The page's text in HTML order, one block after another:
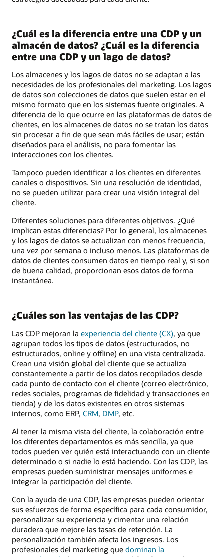
¿Cuál es la diferencia entre una CDP y un
almacén de datos? ¿Cuál es la diferencia
entre una CDP y un lago de datos?
Los almacenes y los lagos de datos no se adaptan a las
necesidades de los profesionales del marketing. Los lagos
de datos son colecciones de datos que suelen estar en el
mismo formato que en los sistemas fuente originales. A
diferencia de lo que ocurre en las plataformas de datos de
clientes, en los almacenes de datos no se tratan los datos
sin procesar a fin de que sean más fáciles de usar; están
diseñados para el análisis, no para fomentar las
interacciones con los clientes.
Tampoco pueden identificar a los clientes en diferentes
canales o dispositivos. Sin una resolución de identidad,
no se pueden utilizar para crear una visión integral del
cliente.
Diferentes soluciones para diferentes objetivos. ¿Qué
implican estas diferencias? Por lo general, los almacenes
y los lagos de datos se actualizan con menos frecuencia,
una vez por semana o incluso menos. Las plataformas de
datos de clientes consumen datos en tiempo real y, si son
de buena calidad, proporcionan esos datos de forma
instantánea.
¿Cuáles son las ventajas de las CDP?
Las CDP mejoran la experiencia del cliente (CX), ya que
agrupan todos los tipos de datos (estructurados, no
estructurados, online y offline) en una vista centralizada.
Crean una visión global del cliente que se actualiza
constantemente a partir de los datos recopilados desde
cada punto de contacto con el cliente (correo electrónico,
redes sociales, programas de fidelidad y transacciones en
tienda) y de los datos existentes en otros sistemas
internos, como ERP, CRM, DMP, etc.
Al tener la misma vista del cliente, la colaboración entre
los diferentes departamentos es más sencilla, ya que
todos pueden ver quién está interactuando con un cliente
determinado o si nadie lo está haciendo. Con las CDP, las
empresas pueden suministrar mensajes uniformes e
integrar la participación del cliente.
Con la ayuda de una CDP, las empresas pueden orientar
sus esfuerzos de forma específica para cada consumidor,
personalizar su experiencia y cimentar una relación
duradera que mejore las tasas de retención. La
personalización también afecta los ingresos. Los
profesionales del marketing que dominan la